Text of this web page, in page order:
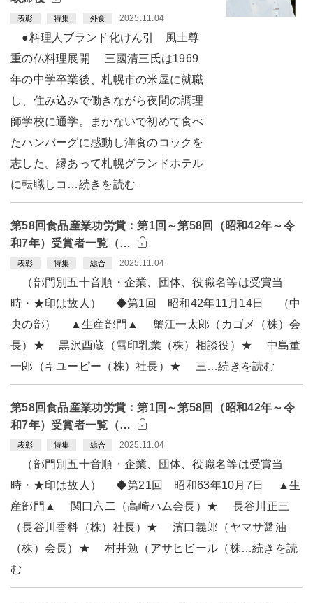
表彰 特集 外食 2025.11.04
●料理人ブランド化けん引 風土尊
重の仏料理展開 三國清三氏は1969
年の中学卒業後、札幌市の米屋に就職
し、住み込みで働きながら夜間の調理
師学校に通学。まかないで初めて食べ
たハンバーグに感動し洋食のコックを
志した。縁あって札幌グランドホテル
に転職しコ…続きを読む
第58回食品産業功労賞：第1回～第58回（昭和42年～令
和7年）受賞者一覧（…
表彰 特集 総合 2025.11.04
（部門別五十音順・企業、団体、役職名等は受賞当
時・★印は故人） ◆第1回 昭和42年11月14日 （中
央の部） ▲生産部門▲ 蟹江一太郎（カゴメ（株）会
長）★ 黒沢酉蔵（雪印乳業（株）相談役）★ 中島董
一郎（キユーピー（株）社長）★ 三…続きを読む
第58回食品産業功労賞：第1回～第58回（昭和42年～令
和7年）受賞者一覧（…
表彰 特集 総合 2025.11.04
（部門別五十音順・企業、団体、役職名等は受賞当
時・★印は故人） ◆第21回 昭和63年10月7日 ▲生
産部門▲ 関口六二（高崎ハム会長）★ 長谷川正三
（長谷川香料（株）社長）★ 濱口義郎（ヤマサ醤油
（株）会長）★ 村井勉（アサヒビール（株…続きを読
む